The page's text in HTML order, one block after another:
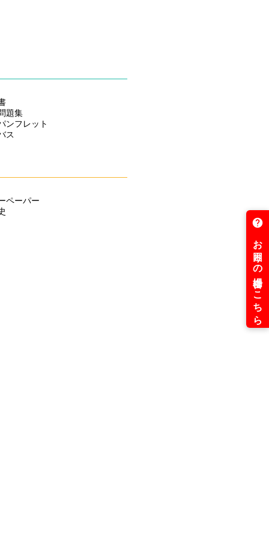
た！
！
！
げ！
題集
ンフレット
ス
ペーパー